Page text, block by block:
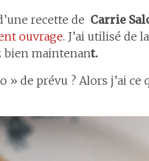
recette de Carrie
ouvrage. J’ai utilisé de
bien maintenant.
de prévu ? Alors j’ai ce